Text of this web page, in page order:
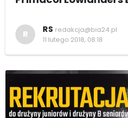
R RS redakcja@bia24.pl
11 lutego 2018, 08:18